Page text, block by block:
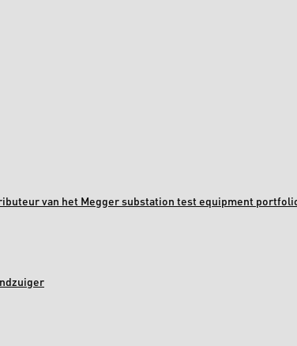
van het Megger substation test equipment